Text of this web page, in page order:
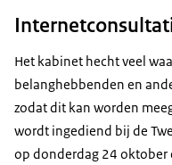
Het kabinet hecht veel
belanghebbenden en
zodat dit kan worden
wordt ingediend bij de
op donderdag 24